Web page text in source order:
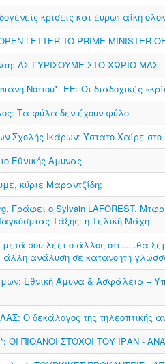
κρίσεις και ευρωπαϊκή
LETTER TO PRIME MINISTER
ΑΣ ΓΥΡΙΣΟΥΜΕ ΣΤΟ ΧΩΡΙΟ ΜΑΣ
Νότιου*: ΕΕ: Οι διαδοχικές
Τα φύλα δεν έχουν φύλο
Σχολής Ικάρων: Ύστατο Χαίρε
Εθνικής Αμυνας
κύριε Μαραντζίδη;
Γράφει ο Sylvain LAFOREST.
Τάξης: η Τελική Μάχη
σου λέει ο άλλος ότι......θα
ανάλυση σε κατανοητή
Εθνική Άμυνα & Ασφάλεια –
Ο δεκάλογος της τηλεοπτικής
ΟΙ ΠΙΘΑΝΟΙ ΣΤΟΧΟΙ ΤΟΥ ΙΡΑΝ -